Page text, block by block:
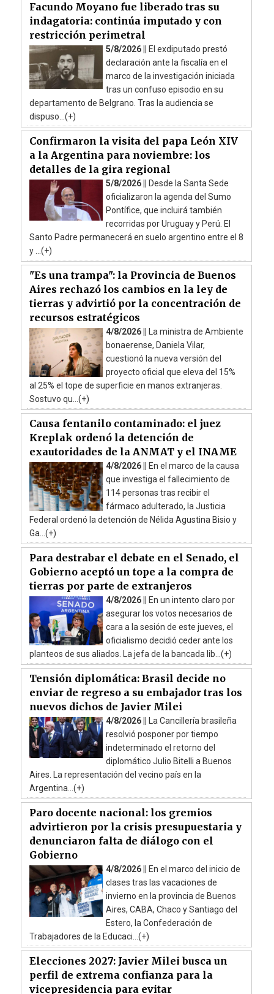
Facundo Moyano fue liberado tras su
indagatoria: continúa imputado y con
restricción perimetral
5/8/2026 ||
El exdiputado prestó
declaración ante la fiscalía en el
marco de la investigación iniciada
tras un confuso episodio en su
departamento de Belgrano. Tras la audiencia se
dispuso...(+)
Confirmaron la visita del papa León XIV
a la Argentina para noviembre: los
detalles de la gira regional
5/8/2026 ||
Desde la Santa Sede
oficializaron la agenda del Sumo
Pontífice, que incluirá también
recorridas por Uruguay y Perú. El
Santo Padre permanecerá en suelo argentino entre el 8
y ...(+)
"Es una trampa": la Provincia de Buenos
Aires rechazó los cambios en la ley de
tierras y advirtió por la concentración de
recursos estratégicos
4/8/2026 ||
La ministra de Ambiente
bonaerense, Daniela Vilar,
cuestionó la nueva versión del
proyecto oficial que eleva del 15%
al 25% el tope de superficie en manos extranjeras.
Sostuvo qu...(+)
Causa fentanilo contaminado: el juez
Kreplak ordenó la detención de
exautoridades de la ANMAT y el INAME
4/8/2026 ||
En el marco de la causa
que investiga el fallecimiento de
114 personas tras recibir el
fármaco adulterado, la Justicia
Federal ordenó la detención de Nélida Agustina Bisio y
Ga...(+)
Para destrabar el debate en el Senado, el
Gobierno aceptó un tope a la compra de
tierras por parte de extranjeros
4/8/2026 ||
En un intento claro por
asegurar los votos necesarios de
cara a la sesión de este jueves, el
oficialismo decidió ceder ante los
planteos de sus aliados. La jefa de la bancada lib...(+)
Tensión diplomática: Brasil decide no
enviar de regreso a su embajador tras los
nuevos dichos de Javier Milei
4/8/2026 ||
La Cancillería brasileña
resolvió posponer por tiempo
indeterminado el retorno del
diplomático Julio Bitelli a Buenos
Aires. La representación del vecino país en la
Argentina...(+)
Paro docente nacional: los gremios
advirtieron por la crisis presupuestaria y
denunciaron falta de diálogo con el
Gobierno
4/8/2026 ||
En el marco del inicio de
clases tras las vacaciones de
invierno en la provincia de Buenos
Aires, CABA, Chaco y Santiago del
Estero, la Confederación de
Trabajadores de la Educaci...(+)
Elecciones 2027: Javier Milei busca un
perfil de extrema confianza para la
vicepresidencia para evitar